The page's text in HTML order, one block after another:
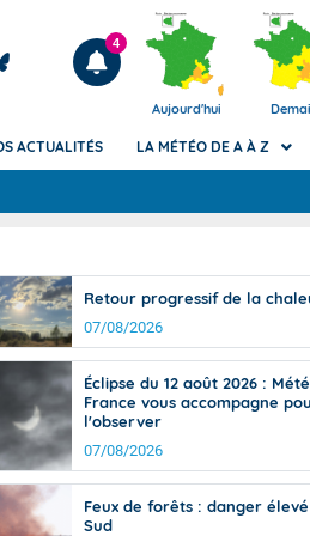
Articles
4
Aujourd'hui
de
Phénomènes dangereux de
Avertissement pluies
des communes (Apic)
Bulletins Marine
Bulletins d'estimation du
d'avalanche
Météo des forêts
Vigicrues
ACTUALITÉS LA MÉTÉO DE A À Z
Retour progressif de la
07/08/2026
Éclipse du 12 août 2026 :
France vous accompagne
l'observer
07/08/2026
Feux de forêts : danger
Sud